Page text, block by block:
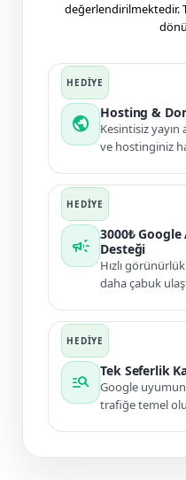
değerlendirilmektedir.
public
Hosting &
Kesintisiz yayın
ve hostinginiz
campaign
3000₺
Desteği
Hızlı
daha çabuk
manage_search
Tek Seferlik
Google
trafiğe temel